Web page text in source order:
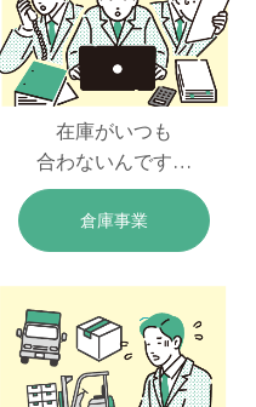
在庫がいつも
合わないんです…
倉庫事業